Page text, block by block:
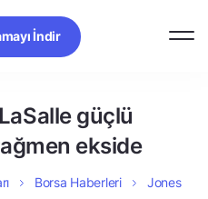
İndir
güçlü
ekside
Borsa Haberleri
Jones